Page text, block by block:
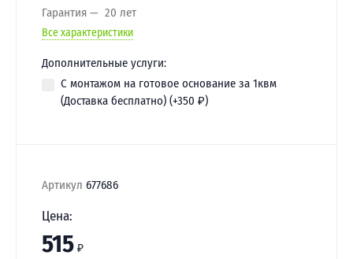
Гарантия
20 лет
Все характеристики
Дополнительные услуги:
С монтажом на готовое основание за 1квм
(Доставка бесплатно) (+350 ₽)
Артикул 677686
Цена:
515 ₽